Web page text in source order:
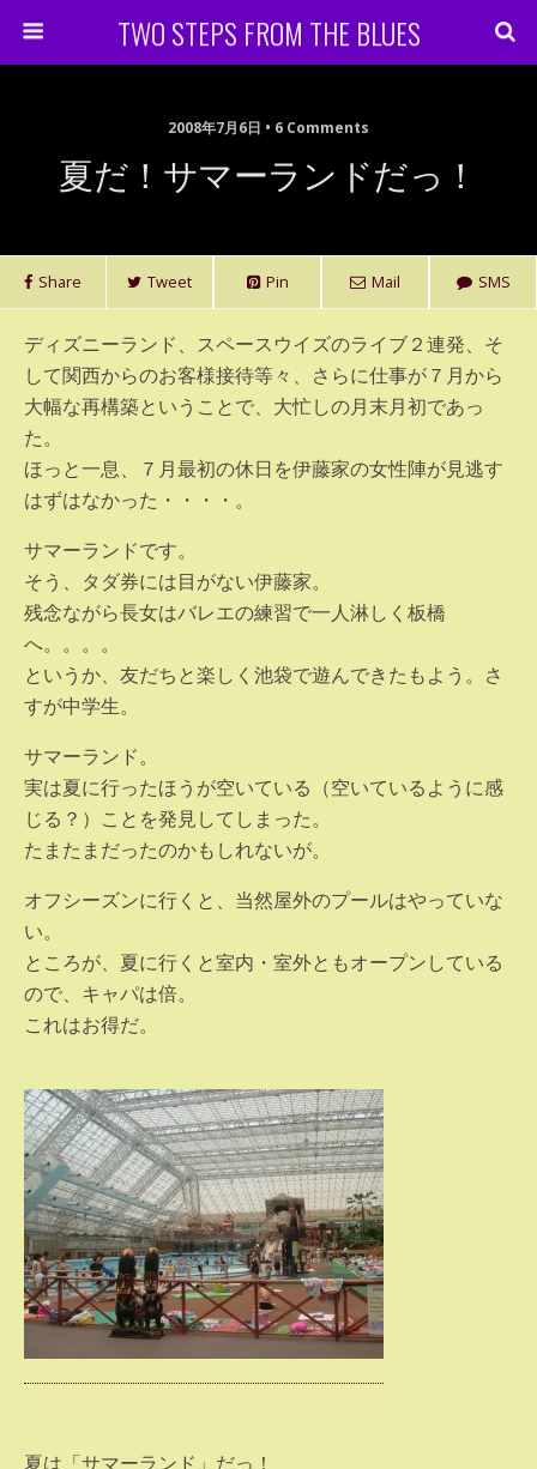
TWO STEPS FROM THE BLUES
2008年7月6日 • 6 Comments
夏だ！サマーランドだっ！
Share Tweet Pin Mail SMS
ディズニーランド、スペースウイズのライブ２連発、そ
して関西からのお客様接待等々、さらに仕事が７月から
大幅な再構築ということで、大忙しの月末月初であっ
た。
ほっと一息、７月最初の休日を伊藤家の女性陣が見逃す
はずはなかった・・・・。
サマーランドです。
そう、タダ券には目がない伊藤家。
残念ながら長女はバレエの練習で一人淋しく板橋
へ。。。。
というか、友だちと楽しく池袋で遊んできたもよう。さ
すが中学生。
サマーランド。
実は夏に行ったほうが空いている（空いているように感
じる？）ことを発見してしまった。
たまたまだったのかもしれないが。
オフシーズンに行くと、当然屋外のプールはやっていな
い。
ところが、夏に行くと室内・室外ともオープンしている
ので、キャパは倍。
これはお得だ。
夏は「サマーランド」だっ！